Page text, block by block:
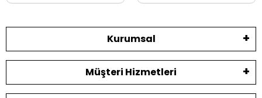
Kurumsal
Müşteri Hizmetleri